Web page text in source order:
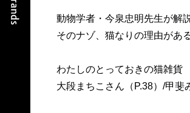
動物学者・今泉忠明先生が解
そのナゾ、猫なりの理由があ
わたしのとっておきの猫雑貨
大段まちこさん（P.38）/甲斐